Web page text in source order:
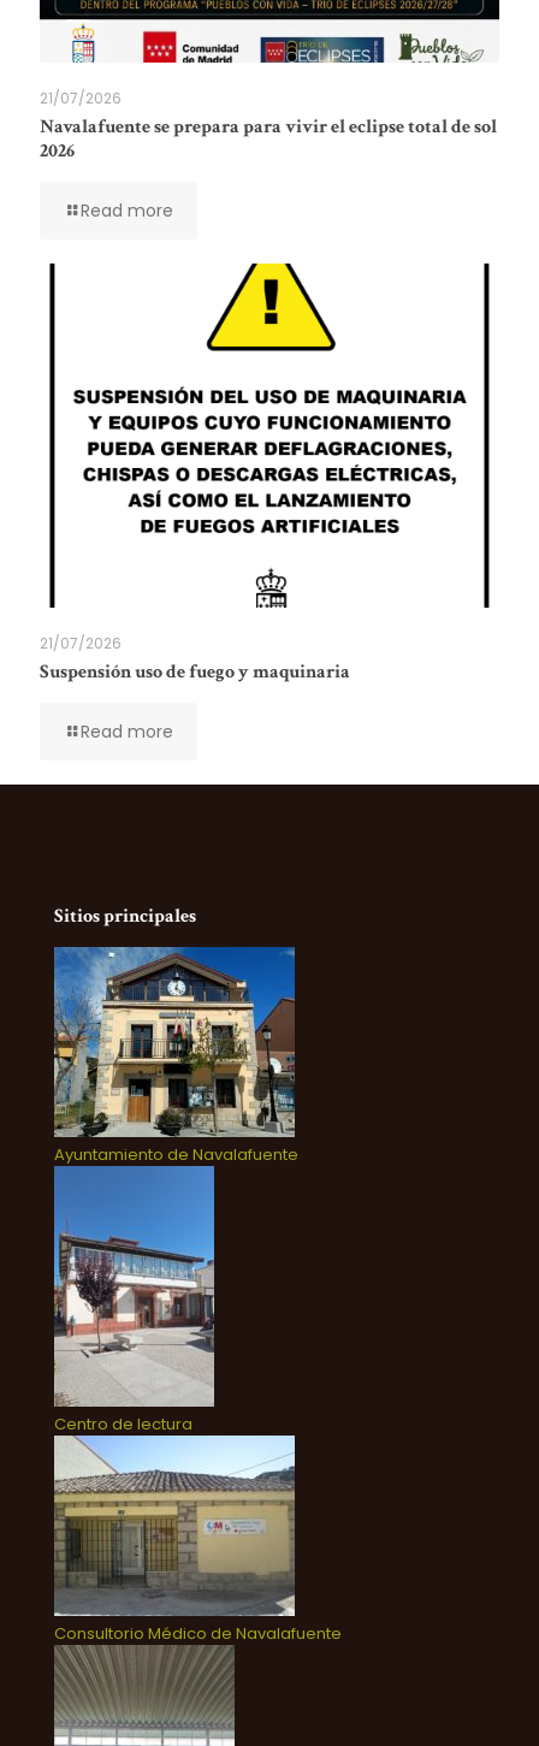
21/07/2026
Navalafuente se prepara para vivir el eclipse total de sol
2026
Read more
21/07/2026
Suspensión uso de fuego y maquinaria
Read more
Sitios principales
Ayuntamiento de Navalafuente
Centro de lectura
Consultorio Médico de Navalafuente